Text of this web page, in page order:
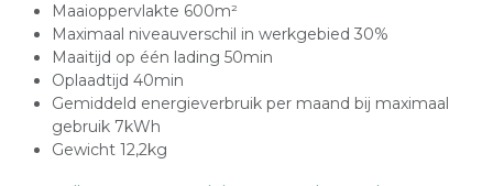
Maaioppervlakte 600m²
Maximaal niveauverschil in werkgebied 30%
Maaitijd op één lading 50min
Oplaadtijd 40min
Gemiddeld energieverbruik per maand bij maximaal
gebruik 7kWh
Gewicht 12,2kg